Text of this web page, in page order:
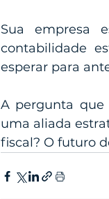
Sua empresa
contabilidade
esperar para
A pergunta que
uma aliada
fiscal? O futuro